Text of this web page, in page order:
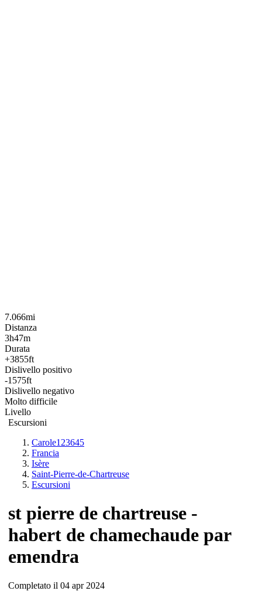
7.066mi
Distanza
3h47m
Durata
+3855ft
Dislivello positivo
-1575ft
Dislivello negativo
Molto difficile
Livello
Escursioni
Carole123645
Francia
Isère
Saint-Pierre-de-Chartreuse
Escursioni
st pierre de chartreuse -
habert de chamechaude par
emendra
Completato il 04 apr 2024